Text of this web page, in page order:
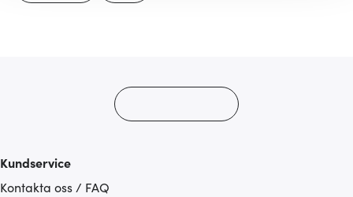
Kundservice
Kontakta oss / FAQ